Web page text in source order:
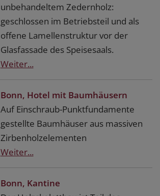
unbehandeltem Zedernholz:
geschlossen im Betriebsteil und als
offene Lamellenstruktur vor der
Glasfassade des Speisesaals.
Weiter...
Bonn, Hotel mit Baumhäusern
Auf Einschraub-Punktfundamente
gestellte Baumhäuser aus massiven
Zirbenholzelementen
Weiter...
Bonn, Kantine